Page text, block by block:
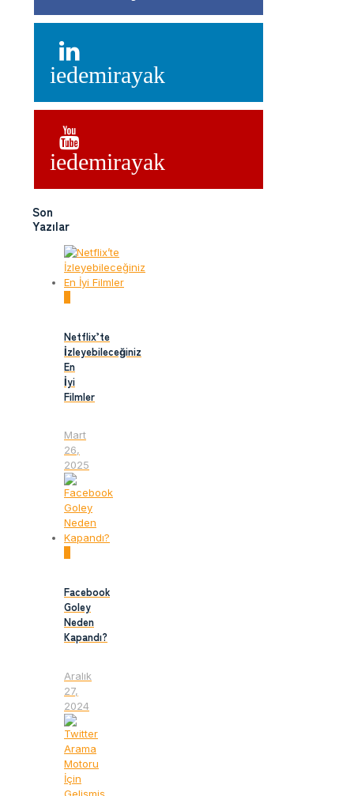
iedemirayak
iedemirayak
Son
Yazılar
Netflix’te
İzleyebileceğiniz
En
İyi
Filmler
Mart
26,
2025
Facebook
Goley
Neden
Kapandı?
Aralık
27,
2024